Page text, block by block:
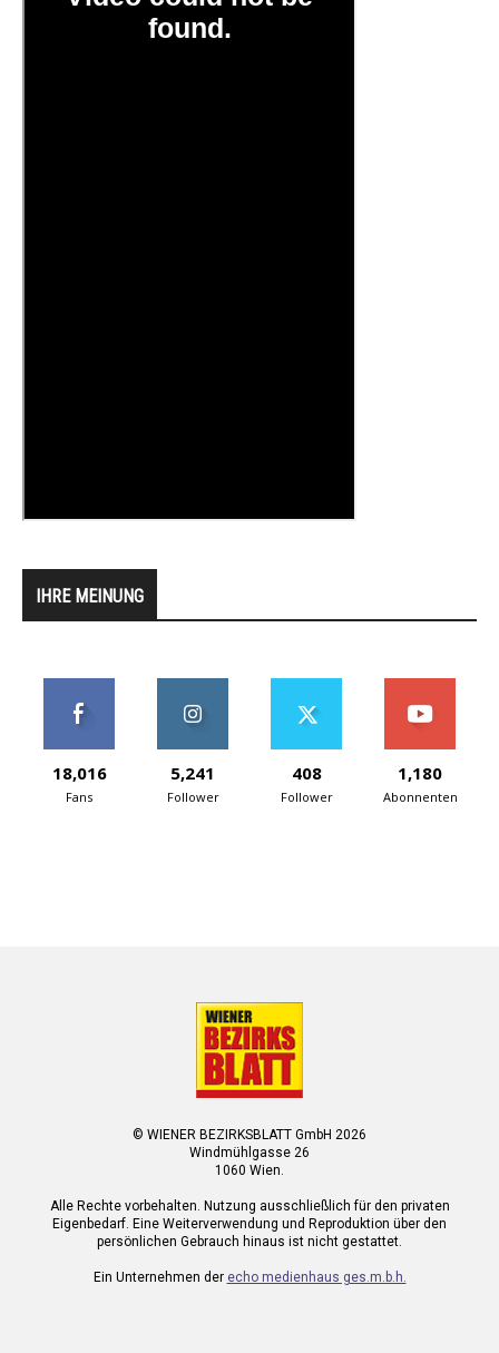
IHRE MEINUNG
18,016
Fans
5,241
Follower
408
Follower
1,180
Abonnenten
© WIENER BEZIRKSBLATT GmbH 2026
Windmühlgasse 26
1060 Wien.
Alle Rechte vorbehalten. Nutzung ausschließlich für den privaten
Eigenbedarf. Eine Weiterverwendung und Reproduktion über den
persönlichen Gebrauch hinaus ist nicht gestattet.
Ein Unternehmen der echo medienhaus ges.m.b.h.